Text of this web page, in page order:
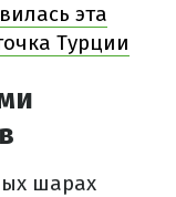
эта
Турции
шарах